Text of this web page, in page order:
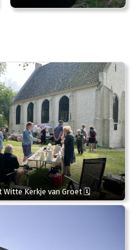
Witte Kerkje van Groet 🗓